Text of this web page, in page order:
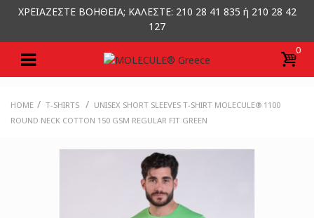
ΧΡΕΙΑΖΕΣΤΕ ΒΟΗΘΕΙΑ; ΚΑΛΕΣΤΕ: 210 28 41 835 ή 210 28 42
127
0
HOME / T-SHIRTS / UNISEX SHORT SLEEVES T-SHIRT MOLECULE® 1100
ROUND NECK COTTON 150 GSM REGULAR FIT GREEN